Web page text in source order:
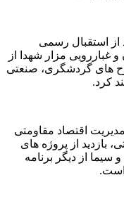
از استقبال رسمی
غباررویی مزار شهدا از
های گردشگری، صنعتی
کرد.
اقتصاد مقاومتی
بازدید از پروژه های
از دیگر برنامه
است.